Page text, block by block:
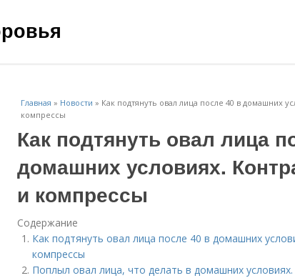
Главная » Новости » Как подтянуть овал лица после 40 в домашних
компрессы
Как подтянуть овал лица
домашних условиях.
и компрессы
Содержание
Как подтянуть овал лица после 40 в домашних
компрессы
Поплыл овал лица, что делать в домашних